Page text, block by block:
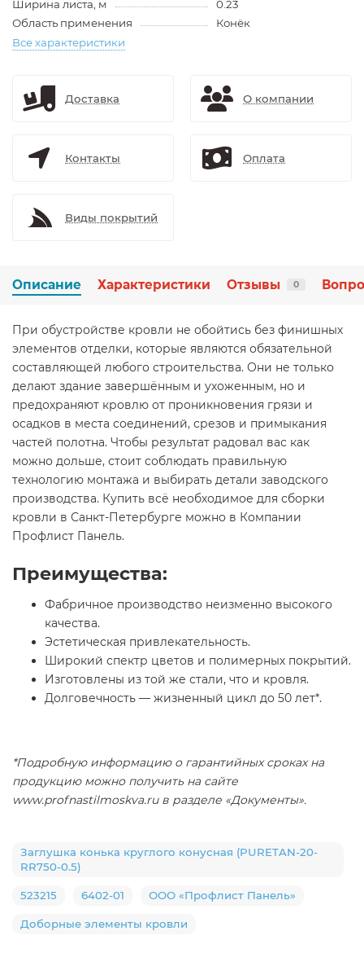
Ширина листа, м
0.23
Область применения
Конёк
Все характеристики
Доставка О компании
Контакты Оплата
Виды покрытий
Описание Характеристики Отзывы 0
При обустройстве кровли не обойтись без финишных
элементов отделки, которые являются обязательной
составляющей любого строительства. Они не только
делают здание завершённым и ухоженным, но и
предохраняют кровлю от проникновения грязи и
осадков в места соединений, срезов и примыкания
частей полотна. Чтобы результат радовал вас как
можно дольше, стоит соблюдать правильную
технологию монтажа и выбирать детали заводского
производства. Купить всё необходимое для сборки
кровли в Санкт-Петербурге можно в Компании
Профлист Панель.
Преимущества:
Фабричное производство неизменно высокого
качества.
Эстетическая привлекательность.
Широкий спектр цветов и полимерных покрытий.
Изготовлены из той же стали, что и кровля.
Долговечность — жизненный цикл до 50 лет*.
*Подробную информацию о гарантийных сроках на
продукцию можно получить на сайте
www.profnastilmoskva.ru в разделе «Документы».
Заглушка конька круглого конусная (PURETAN-20-
RR750-0.5)
523215 6402-01 ООО «Профлист Панель»
Доборные элементы кровли